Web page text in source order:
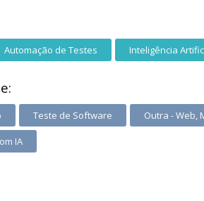
Automação de Testes Inteligência
Teste de Software Outra - Web,
IA